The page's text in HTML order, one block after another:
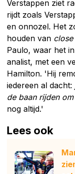
Verstappen ziet
rijdt zoals
en onnozel. Het
houden van
Paulo, waar het
analist, met een
Hamilton. 'Hij
iedereen al dacht:
de baan rijden
nog altijd.'
Lees ook